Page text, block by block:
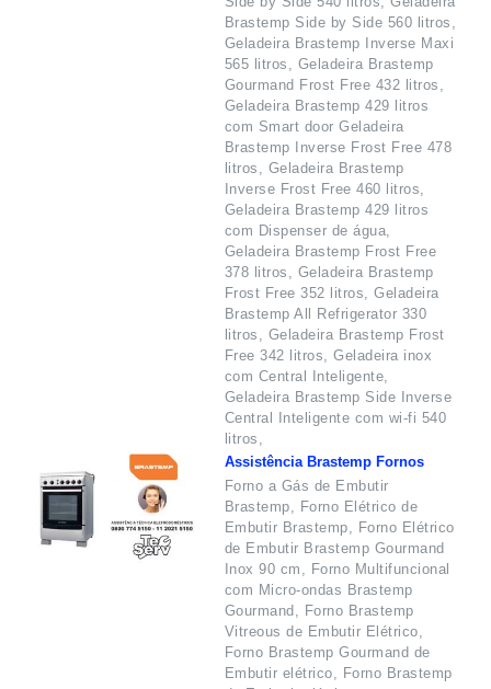
Brastemp Side by Side 560 litros,
Geladeira Brastemp Inverse Maxi
565 litros, Geladeira Brastemp
Gourmand Frost Free 432 litros,
Geladeira Brastemp 429 litros
com Smart door Geladeira
Brastemp Inverse Frost Free 478
litros, Geladeira Brastemp
Inverse Frost Free 460 litros,
Geladeira Brastemp 429 litros
com Dispenser de água,
Geladeira Brastemp Frost Free
378 litros, Geladeira Brastemp
Frost Free 352 litros, Geladeira
Brastemp All Refrigerator 330
litros, Geladeira Brastemp Frost
Free 342 litros, Geladeira inox
com Central Inteligente,
Geladeira Brastemp Side Inverse
Central Inteligente com wi-fi 540
litros,
Assistência Brastemp Fornos
Forno a Gás de Embutir
Brastemp, Forno Elétrico de
Embutir Brastemp, Forno Elétrico
de Embutir Brastemp Gourmand
Inox 90 cm, Forno Multifuncional
com Micro-ondas Brastemp
Gourmand, Forno Brastemp
Vitreous de Embutir Elétrico,
Forno Brastemp Gourmand de
Embutir elétrico, Forno Brastemp